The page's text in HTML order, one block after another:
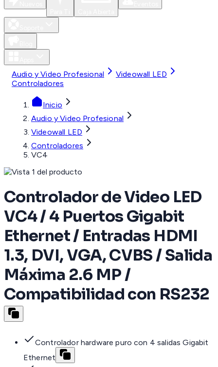
Audio y Video Profesional
Videowall LED
Controladores
Inicio
Audio y Video Profesional
Videowall LED
Controladores
VC4
Controlador de Video LED
VC4 / 4 Puertos Gigabit
Ethernet / Entradas HDMI
1.3, DVI, VGA, CVBS / Salida
Máxima 2.6 MP /
Compatibilidad con RS232
Controlador hardware puro con 4 salidas Gigabit
Ethernet